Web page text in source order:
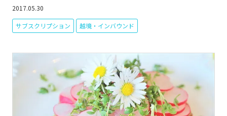
2017.05.30
サブスクリプション 越境・インバウンド